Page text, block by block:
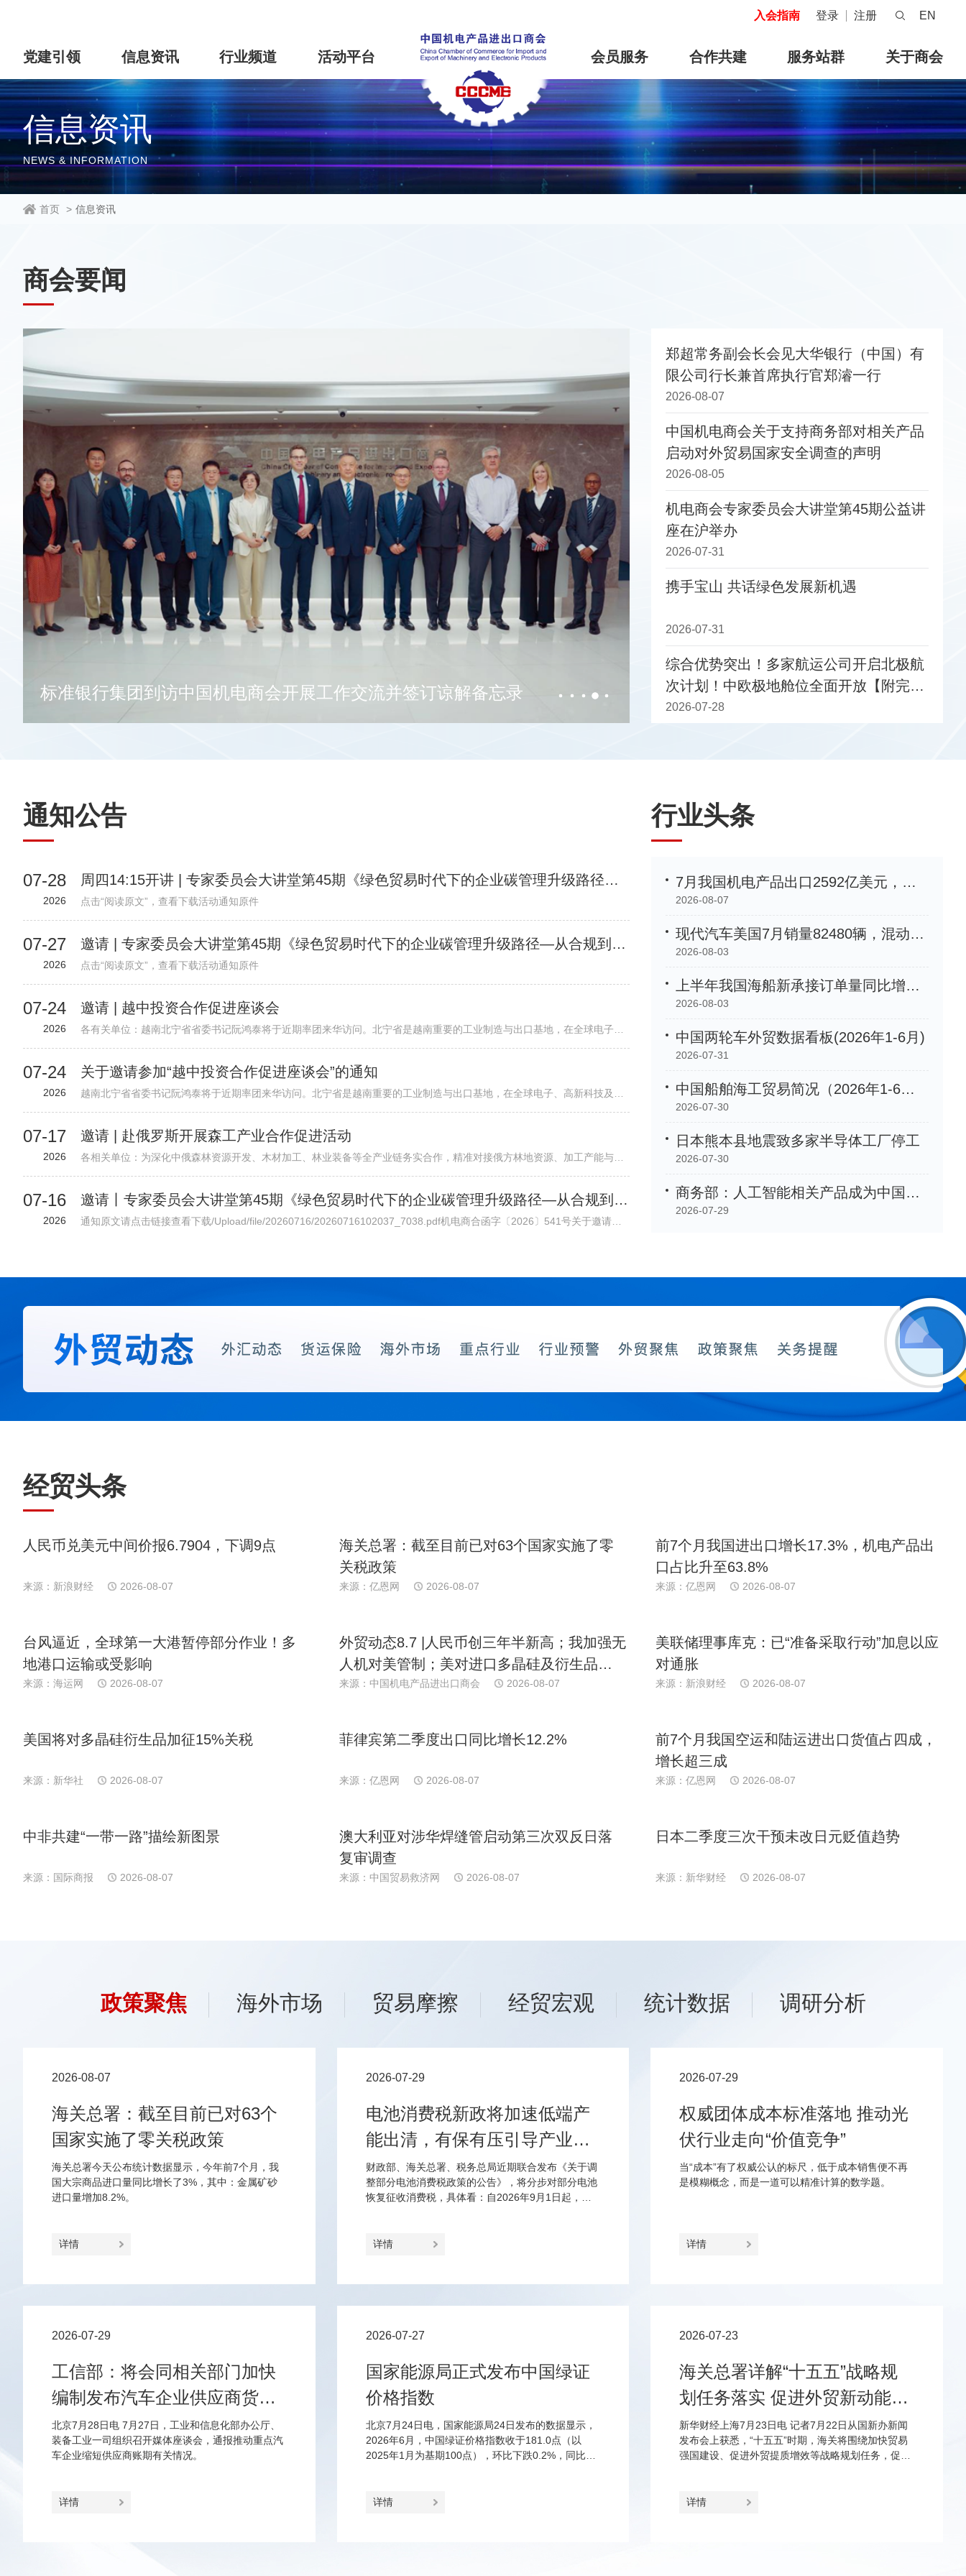
入会指南 登录 注册 EN
党建引领 信息资讯 行业频道 活动平台 会员服务 合作共建 服务站群 关于商会
信息资讯
NEWS & INFORMATION
首页 > 信息资讯
商会要闻
2025中国（上海）国际技术合作大会成功举办 携手宝山 共话绿色发展新机遇
郑超常务副会长会见大华银行（中国）有
限公司行长兼首席执行官郑濬一行
2026-08-07
中国机电商会关于支持商务部对相关产品
启动对外贸易国家安全调查的声明
2026-08-05
机电商会专家委员会大讲堂第45期公益讲
座在沪举办
2026-07-31
携手宝山 共话绿色发展新机遇
2026-07-31
综合优势突出！多家航运公司开启北极航
次计划！中欧极地舱位全面开放【附完整
船期表】
2026-07-28
通知公告
07-28
2026
周四14:15开讲 | 专家委员会大讲堂第45期《绿色贸易时代下的企业碳管理升级路径—从合规到竞争力》
点击“阅读原文”，查看下载活动通知原件
07-27
2026
邀请 | 专家委员会大讲堂第45期《绿色贸易时代下的企业碳管理升级路径—从合规到竞争力》
点击“阅读原文”，查看下载活动通知原件
07-24
2026
邀请 | 越中投资合作促进座谈会
各有关单位：越南北宁省省委书记阮鸿泰将于近期率团来华访问。北宁省是越南重要的工业制造与出口基地，在全球电子、高新科技及智能制造领域形成了一定产业规模。依托其地理位置、基础设施以及当地政府“与企业同行”...
07-24
2026
关于邀请参加“越中投资合作促进座谈会”的通知
越南北宁省省委书记阮鸿泰将于近期率团来华访问。北宁省是越南重要的工业制造与出口基地，在全球电子、高新科技及智能制造领域形成了一定产业规模。依托其地理位置、基础设施以及当地政府“与企业同行”的投资服务配套机制，北宁省已吸引多家跨国企业入驻，成为外资企业在越南布局的重要选项之一。 为进一步促进中国与越南地方政府间经贸交流合作，加强中国企业对越南北宁省贸易投资环境的了解，北宁省人民委员会和越南驻华大使馆将于8月24日（星期一）在北京共同举办“越中投资合作促进座谈会-北宁省:携手同行共创未来”。会议包括相关领导致辞、北宁省推介片、投资政策推介、实践案例分享、投资证书颁发仪式、省领导总结发言等多个环节，具体安排请见附件活动初步议程。 近年来，机电商会受邀配合越南方面举办多场投资、贸易与旅游促进活动，为两国企业搭建对接平台，推动了双边在经贸、投资等领域的务实合作。受越南驻华使馆委托，机电商会将再次支持本次活动，现邀请与北宁省重点合作领域相关的企业参会并开展交流。请有意参会的企业于8月19日前打开下方链接，或扫描下方二维码在线报名。我会将根据使馆要求进行企业适配度审核，最终参会请以我会邮件通知为准。
07-17
2026
邀请 | 赴俄罗斯开展森工产业合作促进活动
各相关单位：为深化中俄森林资源开发、木材加工、林业装备等全产业链务实合作，精准对接俄方林地资源、加工产能与对华合作政策，我会拟组织行业企业于2026年7月底赴俄罗斯开展林业专项商务考察。目前境外详细行程、...
07-16
2026
邀请丨专家委员会大讲堂第45期《绿色贸易时代下的企业碳管理升级路径—从合规到竞争力》公益讲座
通知原文请点击链接查看下载/Upload/file/20260716/20260716102037_7038.pdf机电商合函字〔2026〕541号关于邀请参加中国机电商会专家委员会大讲堂第45期公益讲座《绿色贸易时代下的企业碳管理升级路径—从合规到竞争力》的函各有关单位： 党的十八大以来，党中央实施积极应对气候变化国家战略，作出实现碳达峰碳中和的重大战略决策。中国机电产品进出口商会（以下简称“机电商会”）积极落实党中央决策部署，始终致力于提升企业
行业头条
7月我国机电产品出口2592亿美元，同比增长33.9%
2026-08-07
现代汽车美国7月销量82480辆，混动车型增长35%创新高
2026-08-03
上半年我国海船新承接订单量同比增长105.2%
2026-08-03
中国两轮车外贸数据看板(2026年1-6月)
2026-07-31
中国船舶海工贸易简况（2026年1-6月）
2026-07-30
日本熊本县地震致多家半导体工厂停工
2026-07-30
商务部：人工智能相关产品成为中国外贸「新名片」
2026-07-29
经贸头条
人民币兑美元中间价报6.7904，下调9点
来源：新浪财经 2026-08-07
海关总署：截至目前已对63个国家实施了零
关税政策
来源：亿恩网 2026-08-07
前7个月我国进出口增长17.3%，机电产品出
口占比升至63.8%
来源：亿恩网 2026-08-07
台风逼近，全球第一大港暂停部分作业！多
地港口运输或受影响
来源：海运网 2026-08-07
外贸动态8.7 |人民币创三年半新高；我加强无
人机对美管制；美对进口多晶硅及衍生品加
关税；多国港口罢工；日消费连续下滑；欧
来源：中国机电产品进出口商会 2026-08-07
美联储理事库克：已“准备采取行动”加息以应
对通胀
来源：新浪财经 2026-08-07
美国将对多晶硅衍生品加征15%关税
来源：新华社 2026-08-07
菲律宾第二季度出口同比增长12.2%
来源：亿恩网 2026-08-07
前7个月我国空运和陆运进出口货值占四成，
增长超三成
来源：亿恩网 2026-08-07
中非共建“一带一路”描绘新图景
来源：国际商报 2026-08-07
澳大利亚对涉华焊缝管启动第三次双反日落
复审调查
来源：中国贸易救济网 2026-08-07
日本二季度三次干预未改日元贬值趋势
来源：新华财经 2026-08-07
政策聚焦 海外市场 贸易摩擦 经贸宏观 统计数据 调研分析
2026-08-07
海关总署：截至目前已对63个
国家实施了零关税政策
海关总署今天公布统计数据显示，今年前7个月，我
国大宗商品进口量同比增长了3%，其中：金属矿砂
进口量增加8.2%。
详情
2026-07-29
电池消费税新政将加速低端产
能出清，有保有压引导产业优
化结构
财政部、海关总署、税务总局近期联合发布《关于调
整部分电池消费税政策的公告》，将分步对部分电池
恢复征收消费税，具体看：自2026年9月1日起，对
电池延至2027年4月1日起征2%、2028年4月1日起征
详情
2026-07-29
权威团体成本标准落地 推动光
伏行业走向“价值竞争”
当“成本”有了权威公认的标尺，低于成本销售便不再
是模糊概念，而是一道可以精准计算的数学题。
详情
2026-07-29
工信部：将会同相关部门加快
编制发布汽车企业供应商货款
支付规范指引
北京7月28日电 7月27日，工业和信息化部办公厅、
装备工业一司组织召开媒体座谈会，通报推动重点汽
车企业缩短供应商账期有关情况。
详情
2026-07-27
国家能源局正式发布中国绿证
价格指数
北京7月24日电，国家能源局24日发布的数据显示，
2026年6月，中国绿证价格指数收于181.0点（以
2025年1月为基期100点），环比下跌0.2%，同比上
详情
2026-07-23
海关总署详解“十五五”战略规
划任务落实 促进外贸新动能更
加壮大、进出口更加协调
新华财经上海7月23日电 记者7月22日从国新办新闻
发布会上获悉，“十五五”时期，海关将围绕加快贸易
强国建设、促进外贸提质增效等战略规划任务，促进
详情